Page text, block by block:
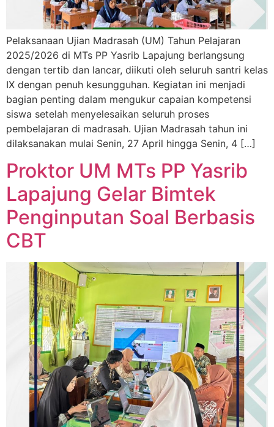
Pelaksanaan Ujian Madrasah (UM) Tahun Pelajaran
2025/2026 di MTs PP Yasrib Lapajung berlangsung
dengan tertib dan lancar, diikuti oleh seluruh santri kelas
IX dengan penuh kesungguhan. Kegiatan ini menjadi
bagian penting dalam mengukur capaian kompetensi
siswa setelah menyelesaikan seluruh proses
pembelajaran di madrasah. Ujian Madrasah tahun ini
dilaksanakan mulai Senin, 27 April hingga Senin, 4 […]
Proktor UM MTs PP Yasrib
Lapajung Gelar Bimtek
Penginputan Soal Berbasis
CBT